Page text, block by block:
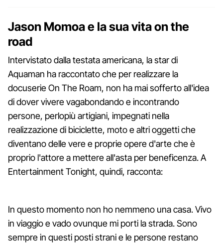
Jason Momoa e la sua vita on the
road
Intervistato dalla testata americana, la star di
Aquaman ha raccontato che per realizzare la
docuserie On The Roam, non ha mai sofferto all'idea
di dover vivere vagabondando e incontrando
persone, perlopiù artigiani, impegnati nella
realizzazione di biciclette, moto e altri oggetti che
diventano delle vere e proprie opere d'arte che è
proprio l'attore a mettere all'asta per beneficenza. A
Entertainment Tonight, quindi, racconta:
In questo momento non ho nemmeno una casa. Vivo
in viaggio e vado ovunque mi porti la strada. Sono
sempre in questi posti strani e le persone restano